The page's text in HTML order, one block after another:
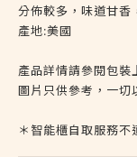
分佈較多，味道甘香
產地:美國
產品詳情請參閱包裝
圖片只供參考，一切
＊智能櫃自取服務不